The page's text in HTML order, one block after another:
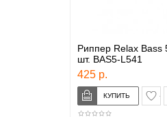
Риппер Relax Bass
шт. BAS5-L541
425 р.